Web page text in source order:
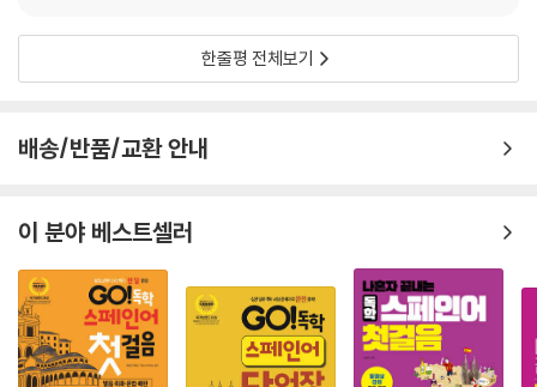
한줄평 전체보기
배송/반품/교환 안내
이 분야 베스트셀러